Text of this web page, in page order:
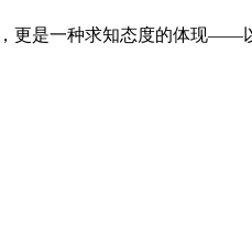
更是一种求知态度的体现——